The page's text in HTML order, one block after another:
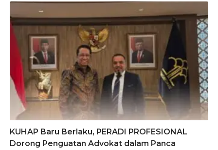
KUHAP Baru Berlaku, PERADI PROFESIONAL
Dorong Penguatan Advokat dalam Panca